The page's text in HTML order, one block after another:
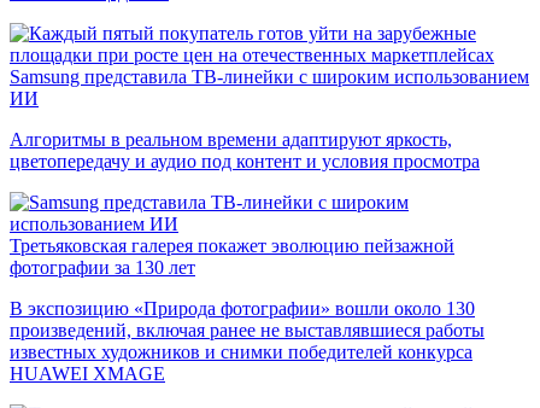
Samsung представила ТВ-линейки с широким использованием
ИИ
Алгоритмы в реальном времени адаптируют яркость,
цветопередачу и аудио под контент и условия просмотра
Третьяковская галерея покажет эволюцию пейзажной
фотографии за 130 лет
В экспозицию «Природа фотографии» вошли около 130
произведений, включая ранее не выставлявшиеся работы
известных художников и снимки победителей конкурса
HUAWEI XMAGE